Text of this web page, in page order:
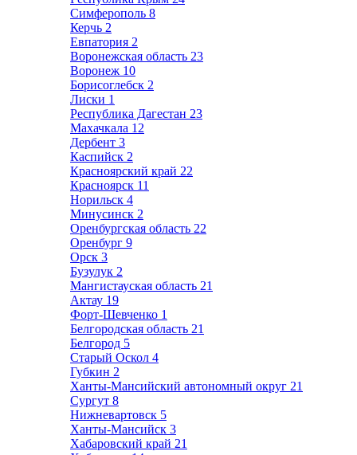
Симферополь 8
Керчь 2
Евпатория 2
Воронежская область 23
Воронеж 10
Борисоглебск 2
Лиски 1
Республика Дагестан 23
Махачкала 12
Дербент 3
Каспийск 2
Красноярский край 22
Красноярск 11
Норильск 4
Минусинск 2
Оренбургская область 22
Оренбург 9
Орск 3
Бузулук 2
Мангистауская область 21
Актау 19
Форт-Шевченко 1
Белгородская область 21
Белгород 5
Старый Оскол 4
Губкин 2
Ханты-Мансийский автономный округ 21
Сургут 8
Нижневартовск 5
Ханты-Мансийск 3
Хабаровский край 21